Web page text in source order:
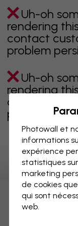
Uh-oh
rendering
contact
problem
Uh-oh
rendering
contact
problem
Découvrez
Photowall et
informations
expérience
statistiques
marketing
de cookies
qui sont
web.